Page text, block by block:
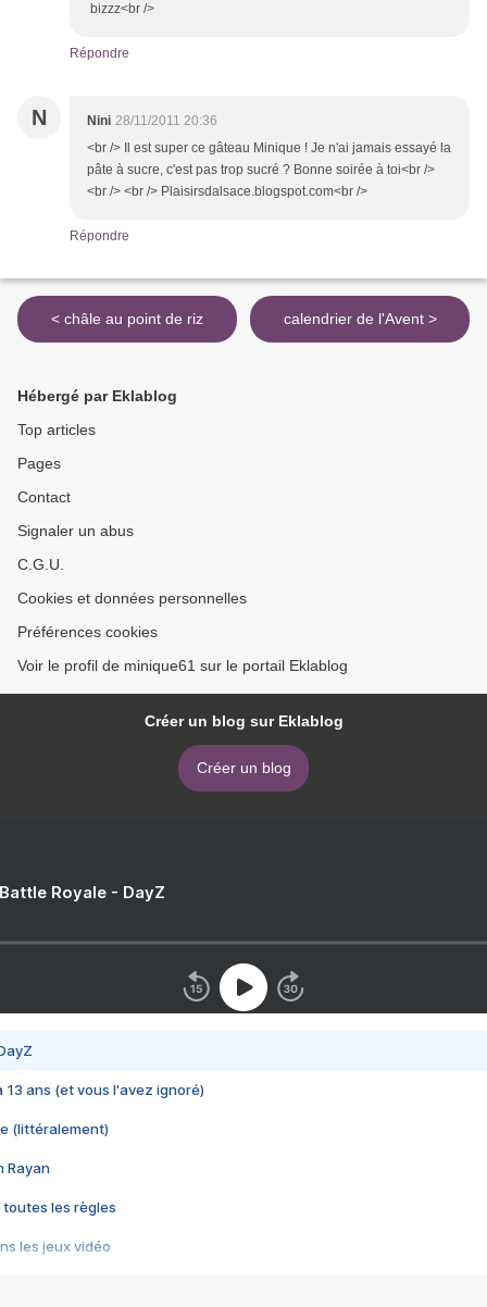
bizzz<br />
Répondre
N Nini 28/11/2011 20:36
<br /> Il est super ce gâteau Minique ! Je n'ai jamais essayé la
pâte à sucre, c'est pas trop sucré ? Bonne soirée à toi<br />
<br /> <br /> Plaisirsdalsace.blogspot.com<br />
Répondre
< châle au point de riz calendrier de l'Avent >
Hébergé par Eklablog
Top articles
Pages
Contact
Signaler un abus
C.G.U.
Cookies et données personnelles
Préférences cookies
Voir le profil de minique61 sur le portail Eklablog
Créer un blog sur Eklablog
Créer un blog
Royale - DayZ
13 ans (et vous l'avez ignoré)
(littéralement)
Rayan
toutes les règles
les jeux vidéo